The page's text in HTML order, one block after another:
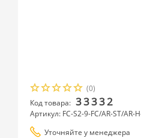
(0)
Код товара: 33332
Артикул: FC-S2-9-FC/AR-ST/AR-
Уточняйте у менеджера